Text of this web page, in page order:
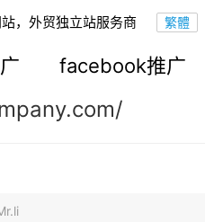
，外贸独立站服务商
facebook推广
例展示>B2C外贸独立站